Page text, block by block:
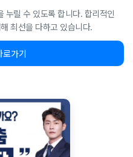
릴 수 있도록 합니다. 합리적인
최선을 다하고 있습니다.
가기